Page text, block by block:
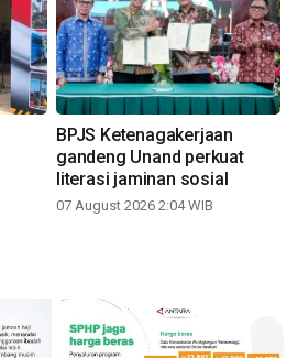
BPJS Ketenagakerjaan
gandeng Unand perkuat
literasi jaminan sosial
07 August 2026 2:04 WIB